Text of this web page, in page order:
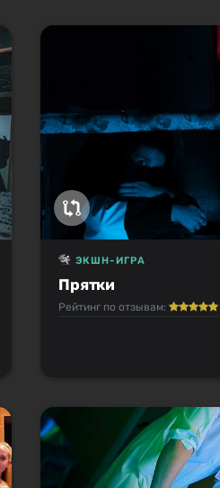
Прятки
ЭКШН-ИГРА
Рейтинг по отзывам: